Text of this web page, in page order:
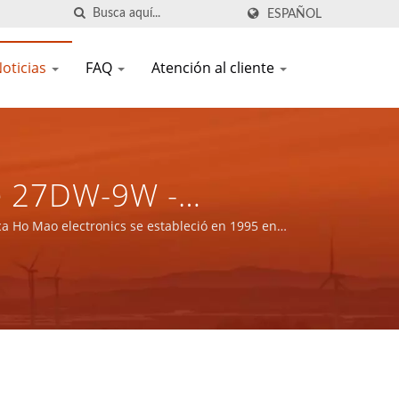
ESPAÑOL
FAQ Atención al cliente
9W -
Magnéticos
CO., LTD.
Ho Mao electronics se estableció en 1995 en